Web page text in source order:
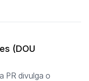
(DOU
PR divulga o